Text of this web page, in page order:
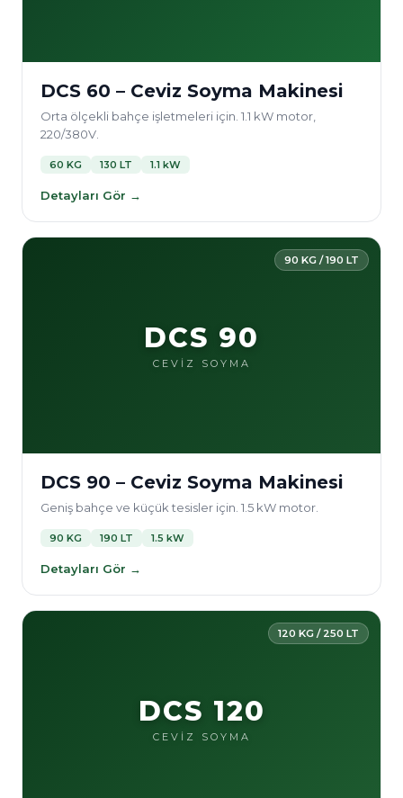
DCS 60 – Ceviz Soyma Makinesi
Orta ölçekli bahçe işletmeleri için. 1.1 kW motor,
220/380V.
60 KG 130 LT 1.1 kW
Detayları Gör →
90 KG / 190 LT
DCS 90
CEVİZ SOYMA
DCS 90 – Ceviz Soyma Makinesi
Geniş bahçe ve küçük tesisler için. 1.5 kW motor.
90 KG 190 LT 1.5 kW
Detayları Gör →
120 KG / 250 LT
DCS 120
CEVİZ SOYMA